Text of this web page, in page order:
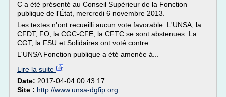
C a été présenté au Conseil Supérieur de la Fonction
publique de l'État, mercredi 6 novembre 2013.
Les textes n'ont recueilli aucun vote favorable. L'UNSA, la
CFDT, FO, la CGC-CFE, la CFTC se sont abstenues. La
CGT, la FSU et Solidaires ont voté contre.
L'UNSA Fonction publique a été amenée à...
Lire la suite
Date: 2017-04-04 00:43:17
Site : http://www.unsa-dgfip.org